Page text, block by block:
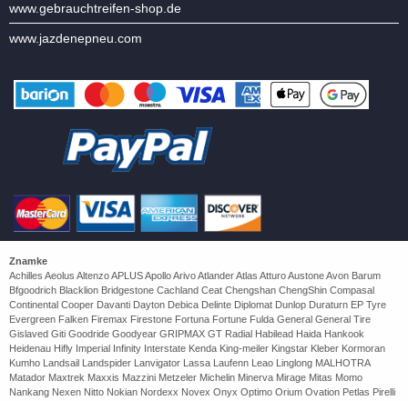
www.gebrauchtreifen-shop.de
www.jazdenepneu.com
Znamke
Achilles Aeolus Altenzo APLUS Apollo Arivo Atlander Atlas Atturo Austone Avon Barum
Bfgoodrich Blacklion Bridgestone Cachland Ceat Chengshan ChengShin Compasal
Continental Cooper Davanti Dayton Debica Delinte Diplomat Dunlop Duraturn EP Tyre
Evergreen Falken Firemax Firestone Fortuna Fortune Fulda General General Tire
Gislaved Giti Goodride Goodyear GRIPMAX GT Radial Habilead Haida Hankook
Heidenau Hifly Imperial Infinity Interstate Kenda King-meiler Kingstar Kleber Kormoran
Kumho Landsail Landspider Lanvigator Lassa Laufenn Leao Linglong MALHOTRA
Matador Maxtrek Maxxis Mazzini Metzeler Michelin Minerva Mirage Mitas Momo
Nankang Nexen Nitto Nokian Nordexx Novex Onyx Optimo Orium Ovation Petlas Pirelli